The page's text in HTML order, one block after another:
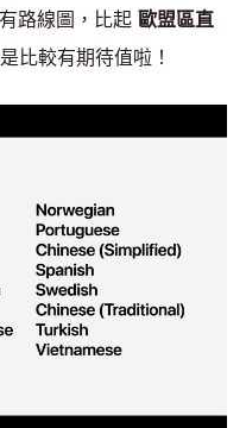
路線圖，比起 歐盟區直
比較有期待值啦！